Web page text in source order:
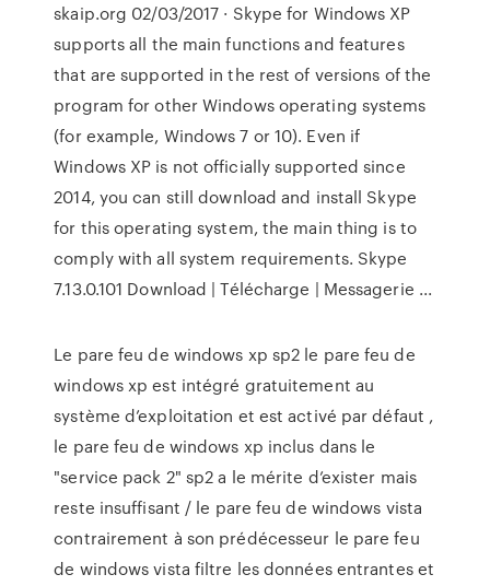
skaip.org 02/03/2017 · Skype for Windows XP
supports all the main functions and features
that are supported in the rest of versions of the
program for other Windows operating systems
(for example, Windows 7 or 10). Even if
Windows XP is not officially supported since
2014, you can still download and install Skype
for this operating system, the main thing is to
comply with all system requirements. Skype
7.13.0.101 Download | Télécharge | Messagerie ...
Le pare feu de windows xp sp2 le pare feu de
windows xp est intégré gratuitement au
système d’exploitation et est activé par défaut ,
le pare feu de windows xp inclus dans le
"service pack 2" sp2 a le mérite d’exister mais
reste insuffisant / le pare feu de windows vista
contrairement à son prédécesseur le pare feu
de windows vista filtre les données entrantes et